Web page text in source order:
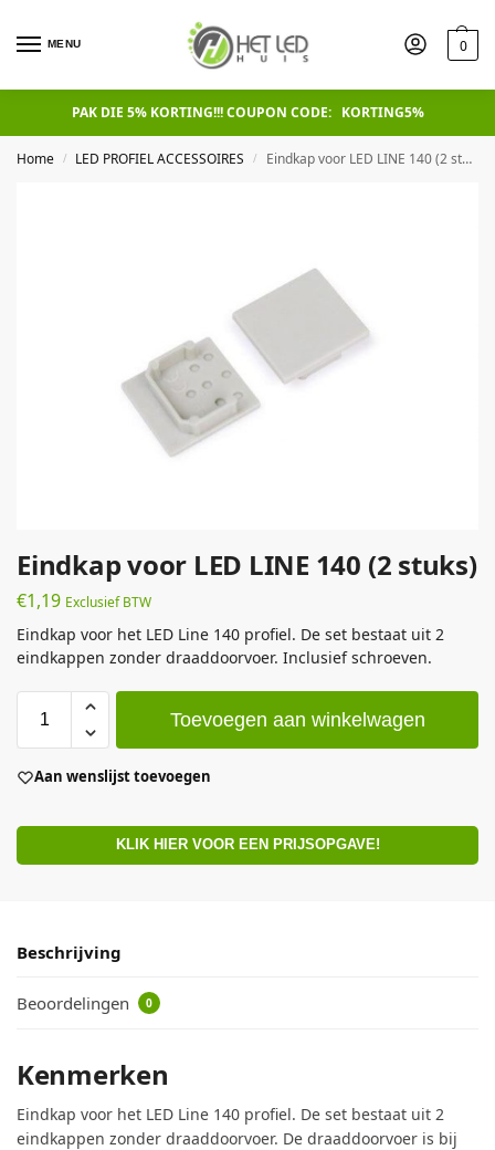
MENU 0
PAK DIE 5% KORTING!!! COUPON CODE: KORTING5%
Home / LED PROFIEL ACCESSOIRES / Eindkap voor LED LINE 140 (2 stuks)
Eindkap voor LED LINE 140 (2 stuks)
€1,19 Exclusief BTW
Eindkap voor het LED Line 140 profiel. De set bestaat uit 2
eindkappen zonder draaddoorvoer. Inclusief schroeven.
Toevoegen aan winkelwagen
Aan wenslijst toevoegen
KLIK HIER VOOR EEN PRIJSOPGAVE!
Beschrijving
Beoordelingen 0
Kenmerken
Eindkap voor het LED Line 140 profiel. De set bestaat uit 2
eindkappen zonder draaddoorvoer. De draaddoorvoer is bij